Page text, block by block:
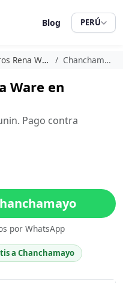
Blog PERÚ
Rena Ware Chanchamayo
Ware en
Pago contra
por WhatsApp
a Chanchamayo